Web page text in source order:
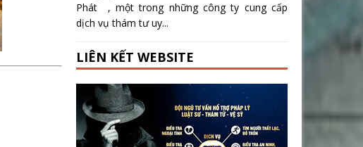
Phát , một trong những công ty cung cấp
dịch vụ thám tư uy...
LIÊN KẾT WEBSITE